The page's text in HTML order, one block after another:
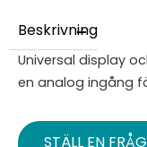
Beskrivning
Universal display
en analog ingång
STÄLL EN